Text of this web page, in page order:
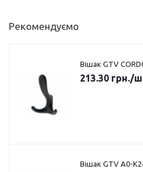
Рекомендуємо
Вішак GTV
213.30 грн./
Вішак GTV A0-